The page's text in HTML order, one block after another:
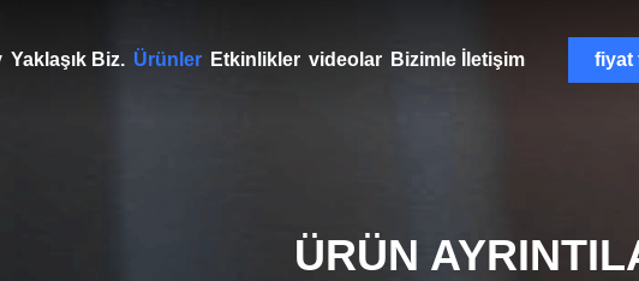
Yaklaşık Biz. Ürünler Etkinlikler videolar Bizimle İletişim fiyat
ÜRÜN